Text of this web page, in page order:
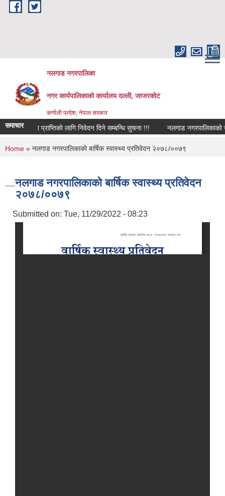
Skip to main content
नलगाड नगरपालिका
नगर कार्यपालिकाको कार्यालय दल्ली, जाजरकाेट
कर्णाली प्रदेश, नेपाल सरकार
समाचार
भत्ता प्राप्तिको लागि निवेदन दिने सम्बन्धि सुचना !!! नलगाड नगरपालिकाको सुचि
You are here
Home » नलगाड नगरपालिकाको बार्षिक स्वास्थ्य प्रतिवेदन २०७८/००७९
नलगाड नगरपालिकाको बार्षिक स्वास्थ्य प्रतिवेदन
२०७८/००७९
Submitted on: Tue, 11/29/2022 - 08:23